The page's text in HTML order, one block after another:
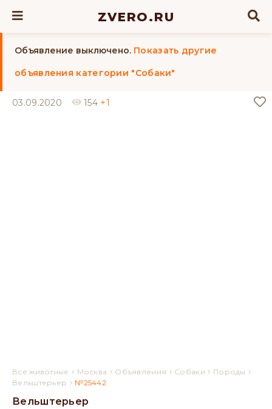
ZVERO.RU
Объявление выключено. Показать другие
объявления категории "Собаки"
03.09.2020 154 +1
Все животные › Москва › Объявления › Собаки › Породы ›
Вельштерьер › №25442
Вельштерьер